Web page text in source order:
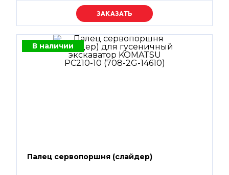
Уточняйте цену
В наличии
Палец сервопоршня (слайдер)